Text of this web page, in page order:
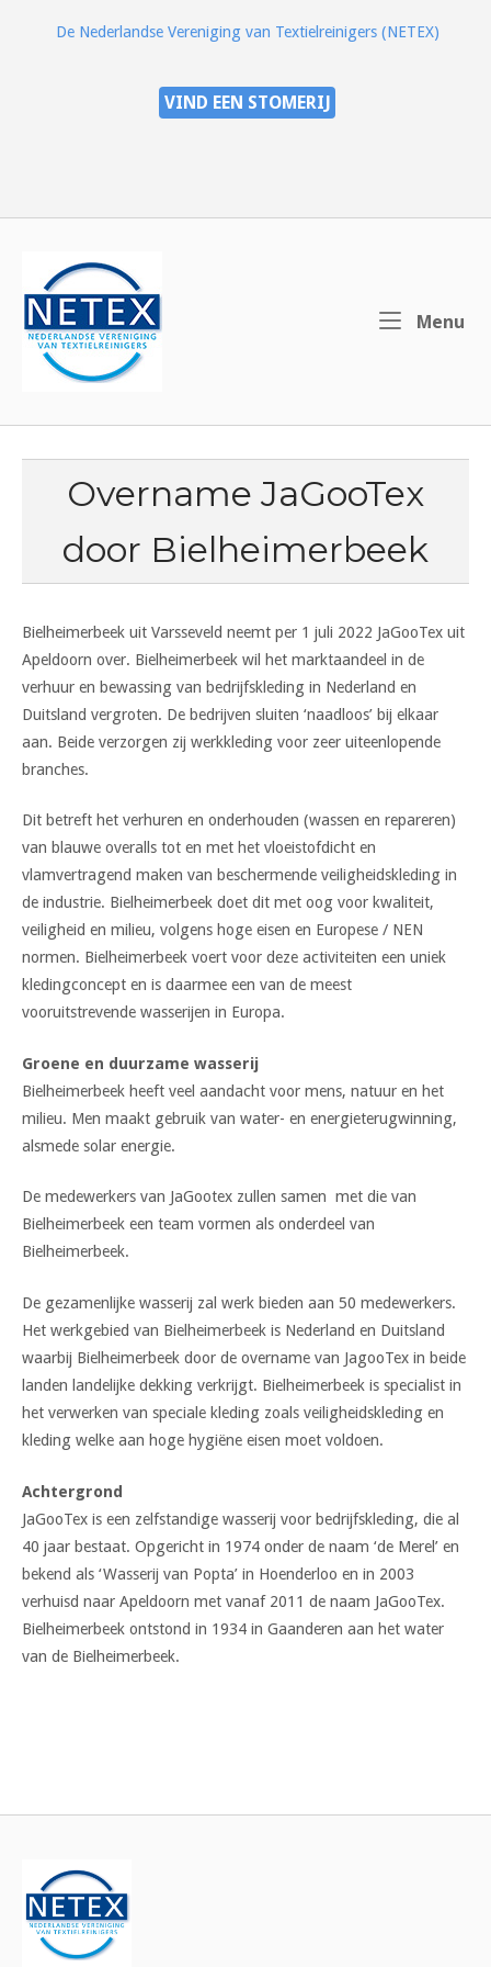
De Nederlandse Vereniging van Textielreinigers (NETEX)
VIND EEN STOMERIJ
Menu
Overname JaGooTex
door Bielheimerbeek
Bielheimerbeek uit Varsseveld neemt per 1 juli 2022 JaGooTex uit
Apeldoorn over. Bielheimerbeek wil het marktaandeel in de
verhuur en bewassing van bedrijfskleding in Nederland en
Duitsland vergroten. De bedrijven sluiten ‘naadloos’ bij elkaar
aan. Beide verzorgen zij werkkleding voor zeer uiteenlopende
branches.
Dit betreft het verhuren en onderhouden (wassen en repareren)
van blauwe overalls tot en met het vloeistofdicht en
vlamvertragend maken van beschermende veiligheidskleding in
de industrie. Bielheimerbeek doet dit met oog voor kwaliteit,
veiligheid en milieu, volgens hoge eisen en Europese / NEN
normen. Bielheimerbeek voert voor deze activiteiten een uniek
kledingconcept en is daarmee een van de meest
vooruitstrevende wasserijen in Europa.
Groene en duurzame wasserij
Bielheimerbeek heeft veel aandacht voor mens, natuur en het
milieu. Men maakt gebruik van water- en energieterugwinning,
alsmede solar energie.
De medewerkers van JaGootex zullen samen met die van
Bielheimerbeek een team vormen als onderdeel van
Bielheimerbeek.
De gezamenlijke wasserij zal werk bieden aan 50 medewerkers.
Het werkgebied van Bielheimerbeek is Nederland en Duitsland
waarbij Bielheimerbeek door de overname van JagooTex in beide
landen landelijke dekking verkrijgt. Bielheimerbeek is specialist in
het verwerken van speciale kleding zoals veiligheidskleding en
kleding welke aan hoge hygiëne eisen moet voldoen.
Achtergrond
JaGooTex is een zelfstandige wasserij voor bedrijfskleding, die al
40 jaar bestaat. Opgericht in 1974 onder de naam ‘de Merel’ en
bekend als ‘Wasserij van Popta’ in Hoenderloo en in 2003
verhuisd naar Apeldoorn met vanaf 2011 de naam JaGooTex.
Bielheimerbeek ontstond in 1934 in Gaanderen aan het water
van de Bielheimerbeek.
navigatie